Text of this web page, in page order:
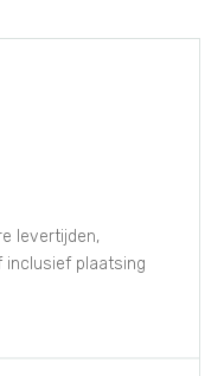
levertijden,
inclusief plaatsing